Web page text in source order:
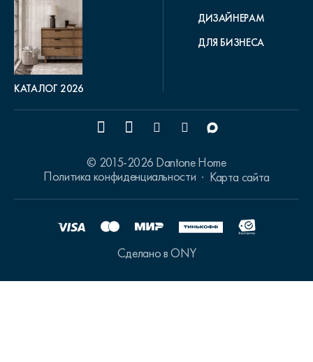
КАТАЛОГ 2026
ДИЗАЙНЕРАМ
ДЛЯ БИЗНЕСА
© 2015-2026 Dantone Home
Политика конфиденциальности
Карта сайта
Сделано в ONY